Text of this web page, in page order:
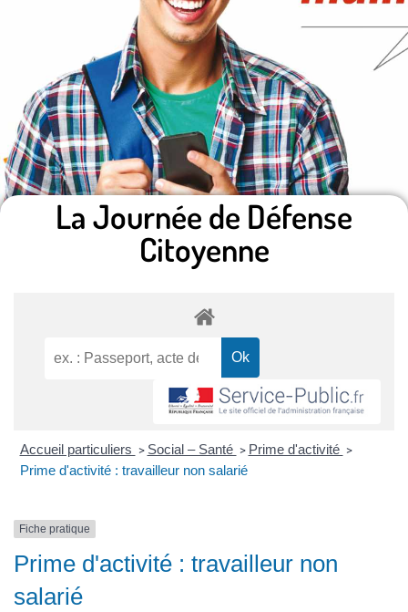
La Journée de Défense
Citoyenne
Accueil particuliers > Social – Santé > Prime d'activité >
Prime d'activité : travailleur non salarié
Fiche pratique
Prime d'activité : travailleur non
salarié